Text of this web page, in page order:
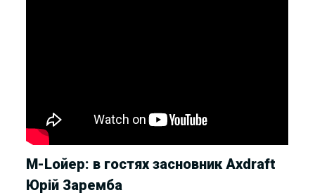
М-Lойер: в гостях засновник Axdraft
Юрій Заремба